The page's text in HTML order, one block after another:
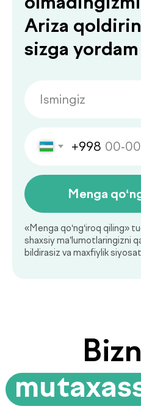
Hammasini
Shifokor
+998
Menga
va